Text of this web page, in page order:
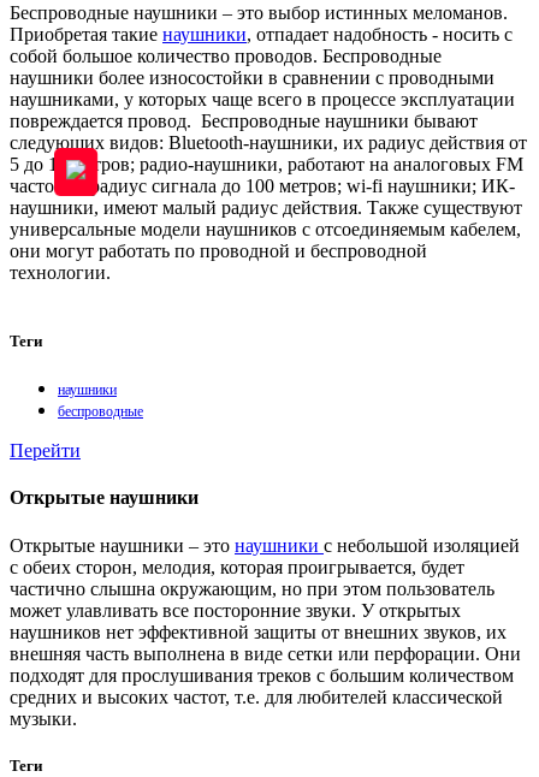
Беспроводные наушники – это выбор истинных меломанов.
Приобретая такие наушники, отпадает надобность - носить с
собой большое количество проводов. Беспроводные
наушники более износостойки в сравнении с проводными
наушниками, у которых чаще всего в процессе эксплуатации
повреждается провод. Беспроводные наушники бывают
следующих видов: Bluetooth-наушники, их радиус действия от
5 до 10 метров; радио-наушники, работают на аналоговых FM
частотах, радиус сигнала до 100 метров; wi-fi наушники; ИК-
наушники, имеют малый радиус действия. Также существуют
универсальные модели наушников с отсоединяемым кабелем,
они могут работать по проводной и беспроводной
технологии.
Теги
наушники
беспроводные
Перейти
Открытые наушники
Открытые наушники – это наушники с небольшой изоляцией
с обеих сторон, мелодия, которая проигрывается, будет
частично слышна окружающим, но при этом пользователь
может улавливать все посторонние звуки. У открытых
наушников нет эффективной защиты от внешних звуков, их
внешняя часть выполнена в виде сетки или перфорации. Они
подходят для прослушивания треков с большим количеством
средних и высоких частот, т.е. для любителей классической
музыки.
Теги